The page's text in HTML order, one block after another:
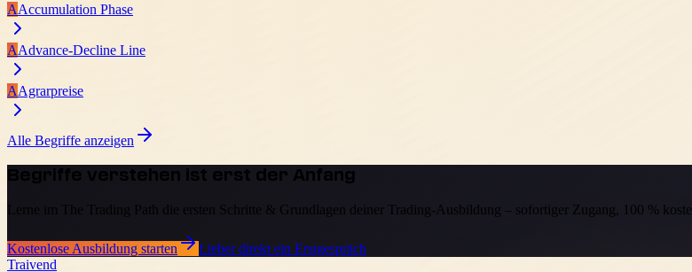
AAccumulation Phase
AAdvance-Decline Line
AAgrarpreise
Alle Begriffe anzeigen
Begriffe verstehen ist erst der Anfang
Lerne im The Trading Path die ersten Schritte & Grundlagen deiner Trading-Ausbildung – sofortiger Zugang, 100 %
Kostenlose Ausbildung starten
Lieber direkt ein Erstgespräch
Traivend